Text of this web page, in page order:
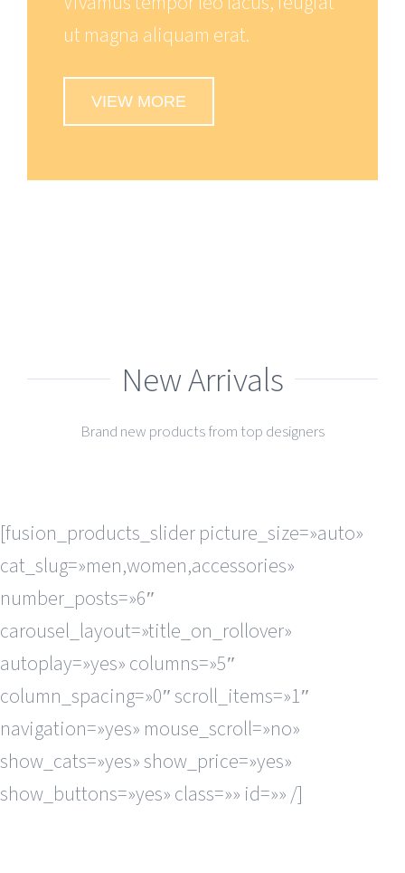
ut magna aliquam erat.
VIEW MORE
New Arrivals
Brand new products from top designers
[fusion_products_slider picture_size=»auto»
cat_slug=»men,women,accessories»
number_posts=»6″
carousel_layout=»title_on_rollover»
autoplay=»yes» columns=»5″
column_spacing=»0″ scroll_items=»1″
navigation=»yes» mouse_scroll=»no»
show_cats=»yes» show_price=»yes»
show_buttons=»yes» class=»» id=»» /]